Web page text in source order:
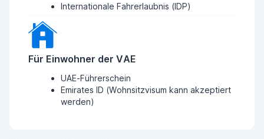
Internationale Fahrerlaubnis (IDP)
Für Einwohner der VAE
UAE-Führerschein
Emirates ID (Wohnsitzvisum kann akzeptiert
werden)